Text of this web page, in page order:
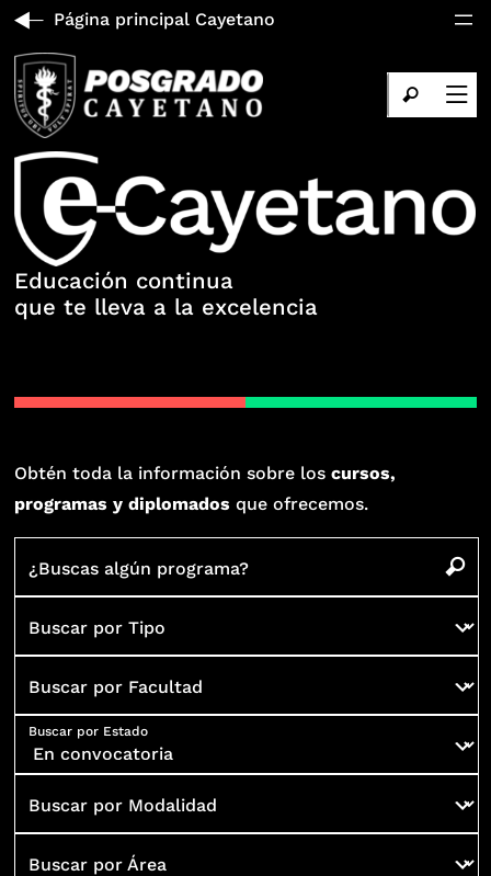
Página principal Cayetano
Educación continua
que te lleva a la excelencia
Obtén toda la información sobre loscursos,
programas y diplomados que ofrecemos.
¿Buscas algún programa?
Buscar por Tipo
Buscar por Facultad
Buscar por Estado
Buscar por Modalidad
Buscar por Área